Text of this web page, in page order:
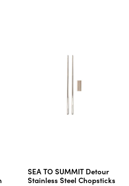
SEA TO SUMMIT Detour
Stainless Steel Chopsticks